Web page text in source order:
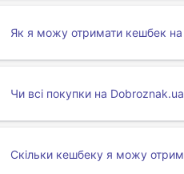
Як я можу отримати кешбек
Чи всі покупки на
Скільки кешбеку я можу